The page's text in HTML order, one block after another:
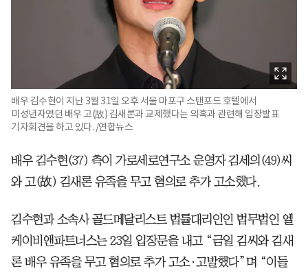
배우 김수현이 지난 3월 31일 오후 서울 마포구 스탠포드 호텔에서
미성년자였던 배우 고(故) 김새론과 교제했다는 의혹과 관련해 입장발표
기자회견을 하고 있다. /연합뉴스
배우 김수현(37) 측이 가로세로연구소 운영자 김세의(49)씨
와 고(故) 김새론 유족을 무고 혐의로 추가 고소했다.
김수현과 소속사 골드메달리스트 법률대리인인 법무법인 엘
케이비앤파트너스는 23일 입장문을 내고 “금일 김씨와 김새
론 배우 유족을 무고 혐의로 추가 고소·고발했다”며 “이들